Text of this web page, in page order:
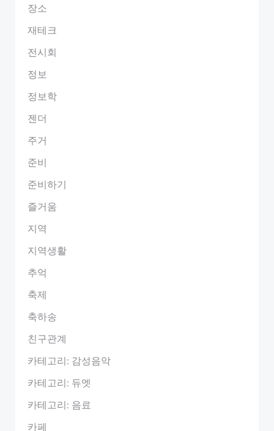
장소
재테크
전시회
정보
정보학
젠더
주거
준비
준비하기
즐거움
지역
지역생활
추억
축제
축하송
친구관계
카테고리: 감성음악
카테고리: 듀엣
카테고리: 음료
카페